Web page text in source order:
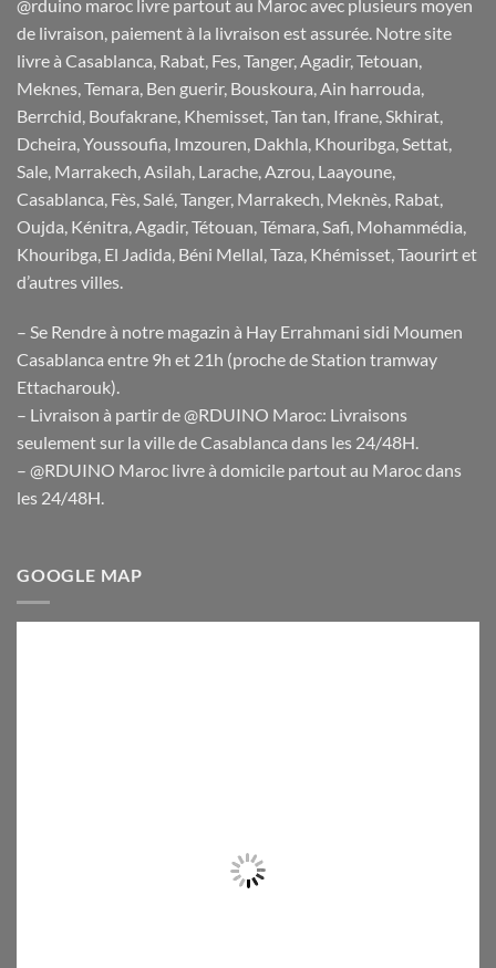
@rduino maroc livre partout au Maroc avec plusieurs moyen
de livraison, paiement à la livraison est assurée. Notre site
livre à Casablanca, Rabat, Fes, Tanger, Agadir, Tetouan,
Meknes, Temara, Ben guerir, Bouskoura, Ain harrouda,
Berrchid, Boufakrane, Khemisset, Tan tan, Ifrane, Skhirat,
Dcheira, Youssoufia, Imzouren, Dakhla, Khouribga, Settat,
Sale, Marrakech, Asilah, Larache, Azrou, Laayoune,
Casablanca, Fès, Salé, Tanger, Marrakech, Meknès, Rabat,
Oujda, Kénitra, Agadir, Tétouan, Témara, Safi, Mohammédia,
Khouribga, El Jadida, Béni Mellal, Taza, Khémisset, Taourirt et
d’autres villes.
– Se Rendre à notre magazin à Hay Errahmani sidi Moumen
Casablanca entre 9h et 21h (proche de Station tramway
Ettacharouk).
– Livraison à partir de @RDUINO Maroc: Livraisons
seulement sur la ville de Casablanca dans les 24/48H.
– @RDUINO Maroc livre à domicile partout au Maroc dans
les 24/48H.
GOOGLE MAP